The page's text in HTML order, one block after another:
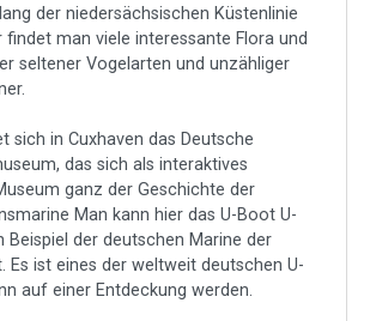
der niedersächsischen Küstenlinie
findet man viele interessante Flora und
seltener Vogelarten und unzähliger
sich in Cuxhaven das Deutsche
das sich als interaktives
ganz der Geschichte der
Man kann hier das U-Boot U-
Beispiel der deutschen Marine der
Es ist eines der weltweit deutschen U-
auf einer Entdeckung werden.